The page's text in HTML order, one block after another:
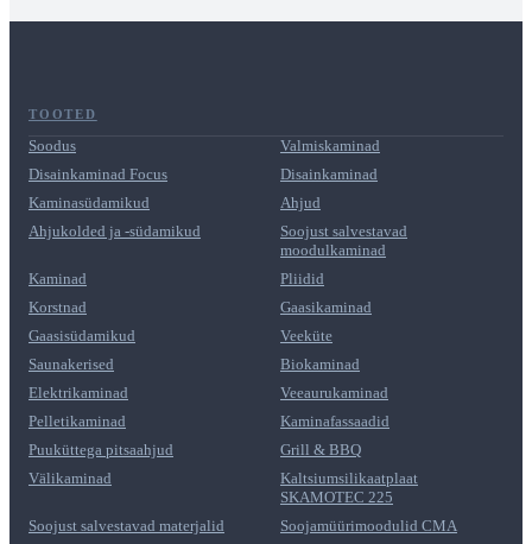
TOOTED
Soodus
Valmiskaminad
Disainkaminad Focus
Disainkaminad
Kaminasüdamikud
Ahjud
Ahjukolded ja -südamikud
Soojust salvestavad
moodulkaminad
Kaminad
Pliidid
Korstnad
Gaasikaminad
Gaasisüdamikud
Veeküte
Saunakerised
Biokaminad
Elektrikaminad
Veeaurukaminad
Pelletikaminad
Kaminafassaadid
Puuküttega pitsaahjud
Grill & BBQ
Välikaminad
Kaltsiumsilikaatplaat
SKAMOTEC 225
Soojust salvestavad materjalid
Soojamüürimoodulid CMA